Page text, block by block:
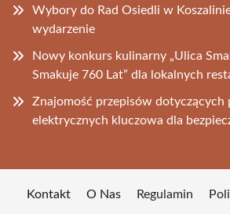
Wybory do Rad Osiedli w
wydarzenie
Nowy konkurs kulinarny „Ulica
Smakuje 760 Lat” dla lokalnych
Znajomość przepisów dotyczących
elektrycznych kluczowa dla
Kontakt O Nas Regulamin